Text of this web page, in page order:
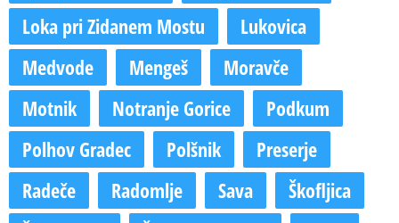
Loka pri Zidanem Mostu
Lukovica
Medvode
Mengeš
Moravče
Motnik
Notranje Gorice
Podkum
Polhov Gradec
Polšnik
Preserje
Radeče
Radomlje Sava
Škofljica